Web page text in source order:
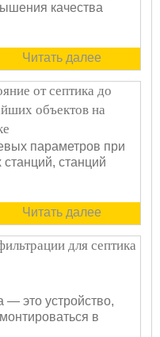
качества
Читать далее
от септика до
объектов на
параметров при
станций
Читать далее
для септика
— это устройство,
в